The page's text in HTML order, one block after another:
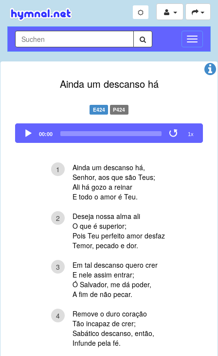
Ainda um descanso há
E424 P424
Audio
Player
00:00 1x
1
Ainda um descanso há,
Senhor, aos que são Teus;
Ali há gozo a reinar
E todo o amor é Teu.
2
Deseja nossa alma ali
O que é superior;
Pois Teu perfeito amor desfaz
Temor, pecado e dor.
3
Em tal descanso quero crer
E nele assim entrar;
Ó Salvador, me dá poder,
A fim de não pecar.
4
Remove o duro coração
Tão incapaz de crer;
Sabático descanso, então,
Infunde pela fé.